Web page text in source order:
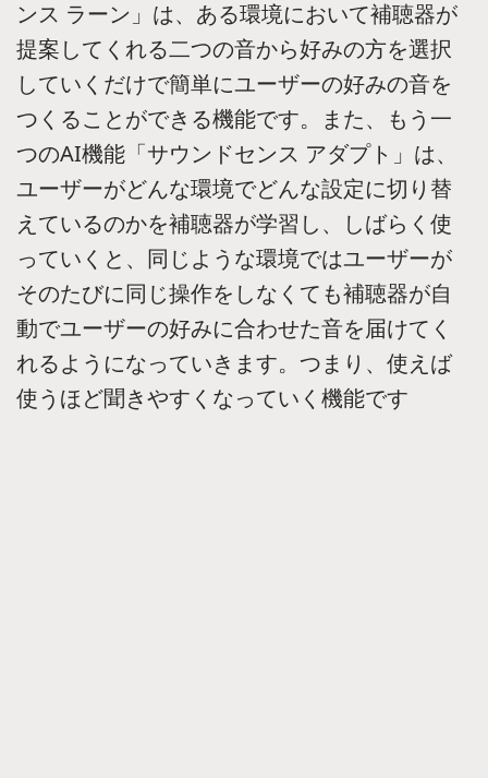
ンス ラーン」は、ある環境において補聴器が
提案してくれる二つの音から好みの方を選択
していくだけで簡単にユーザーの好みの音を
つくることができる機能です。また、もう一
つのAI機能「サウンドセンス アダプト」は、
ユーザーがどんな環境でどんな設定に切り替
えているのかを補聴器が学習し、しばらく使
っていくと、同じような環境ではユーザーが
そのたびに同じ操作をしなくても補聴器が自
動でユーザーの好みに合わせた音を届けてく
れるようになっていきます。つまり、使えば
使うほど聞きやすくなっていく機能です